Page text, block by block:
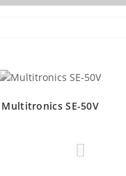
Multitronics SE-50V